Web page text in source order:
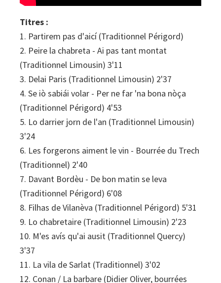
Titres :
1. Partirem pas d'aicí (Traditionnel Périgord)
2. Peire la chabreta - Ai pas tant montat
(Traditionnel Limousin) 3'11
3. Delai Paris (Traditionnel Limousin) 2'37
4. Se iò sabiái volar - Per ne far 'na bona nòça
(Traditionnel Périgord) 4'53
5. Lo darrier jorn de l'an (Traditionnel Limousin)
3'24
6. Les forgerons aiment le vin - Bourrée du Trech
(Traditionnel) 2'40
7. Davant Bordèu - De bon matin se leva
(Traditionnel Périgord) 6'08
8. Filhas de Vilanèva (Traditionnel Périgord) 5'31
9. Lo chabretaire (Traditionnel Limousin) 2'23
10. M'es avís qu'ai ausit (Traditionnel Quercy)
3'37
11. La vila de Sarlat (Traditionnel) 3'02
12. Conan / La barbare (Didier Oliver, bourrées